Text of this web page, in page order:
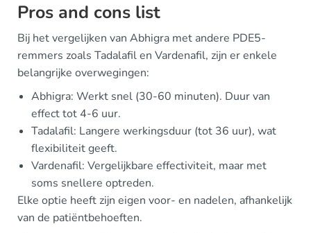
Pros and cons list
Bij het vergelijken van Abhigra met andere PDE5-
remmers zoals Tadalafil en Vardenafil, zijn er enkele
belangrijke overwegingen:
Abhigra: Werkt snel (30-60 minuten). Duur van
effect tot 4-6 uur.
Tadalafil: Langere werkingsduur (tot 36 uur), wat
flexibiliteit geeft.
Vardenafil: Vergelijkbare effectiviteit, maar met
soms snellere optreden.
Elke optie heeft zijn eigen voor- en nadelen, afhankelijk
van de patiëntbehoeften.